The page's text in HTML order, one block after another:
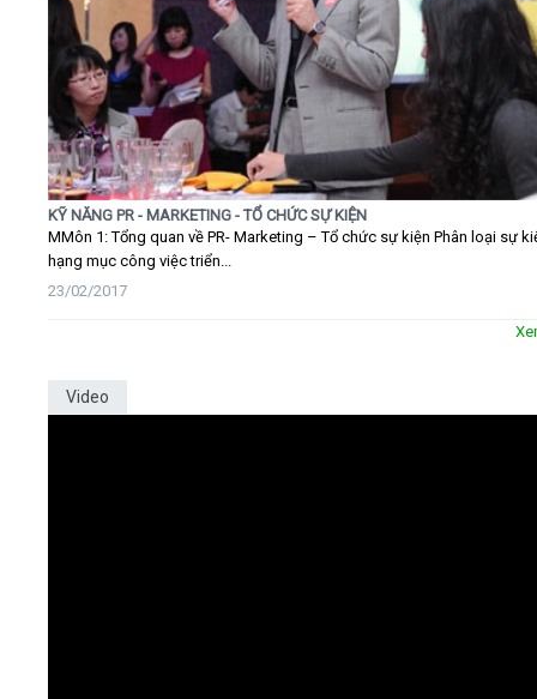
KỸ NĂNG PR - MARKETING - TỔ CHỨC SỰ KIỆN
MMôn 1: Tổng quan về PR- Marketing – Tổ chức sự kiện Phân loại sự
hạng mục công việc triển...
23/02/2017
Video